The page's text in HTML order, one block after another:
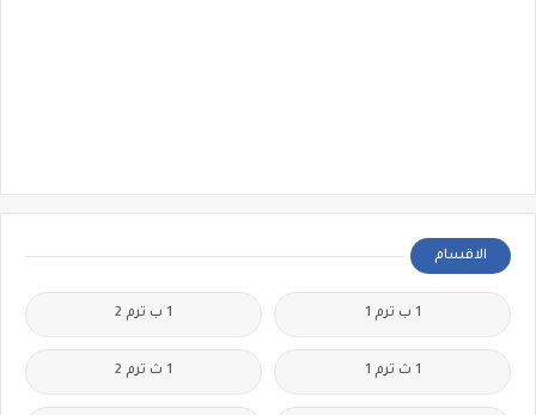
الاقسام
1 ب ترم 1 1 ب ترم 2
1 ث ترم 1 1 ث ترم 2